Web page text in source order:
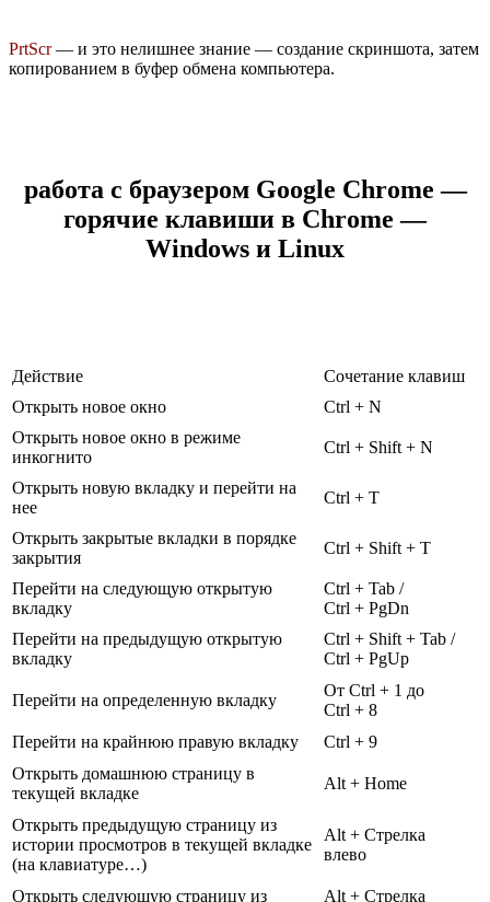
PrtScr— и это нелишнее знание — создание скриншота, затем
копированием в буфер обмена компьютера.
работа с браузером Google Chrome —
горячие клавиши в Chrome —
Windows и Linux
Действие
Сочетание клавиш
Открыть новое окно
Ctrl + N
Открыть новое окно в режиме
инкогнито
Ctrl + Shift + N
Открыть новую вкладку и перейти на
нее
Ctrl + T
Открыть закрытые вкладки в порядке
закрытия
Ctrl + Shift + T
Перейти на следующую открытую
вкладку
Ctrl + Tab /
Ctrl + PgDn
Перейти на предыдущую открытую
вкладку
Ctrl + Shift + Tab /
Ctrl + PgUp
Перейти на определенную вкладку
От Ctrl + 1 до
Ctrl + 8
Перейти на крайнюю правую вкладку
Ctrl + 9
Открыть домашнюю страницу в
текущей вкладке
Alt + Home
Открыть предыдущую страницу из
истории просмотров в текущей вкладке
(на клавиатуре…)
Alt + Стрелка
влево
Открыть следующую страницу из Alt + Стрелка